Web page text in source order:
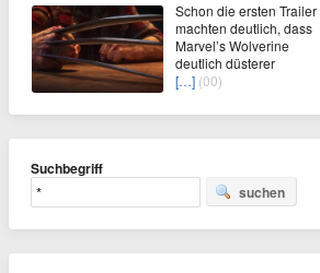
Schon die ersten Trailer
machten deutlich, dass
Marvel’s Wolverine
deutlich düsterer
[…] (00)
Suchbegriff
suchen